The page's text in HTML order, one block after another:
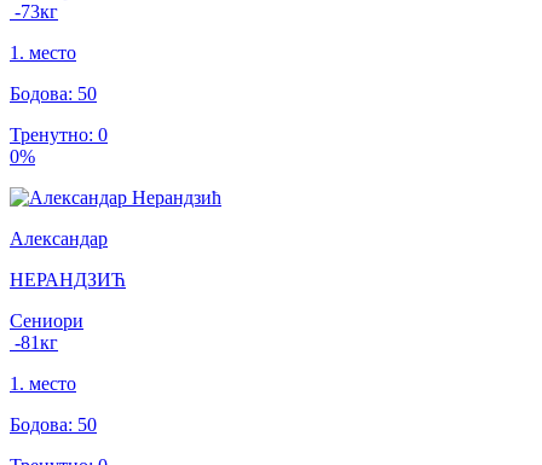
-73кг
1 . место
Бодова: 50
Тренутно: 0
0%
Александар
НЕРАНДЗИЋ
Сениори
-81кг
1 . место
Бодова: 50